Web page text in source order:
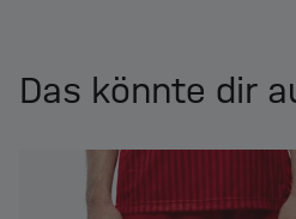
Das könnte dir